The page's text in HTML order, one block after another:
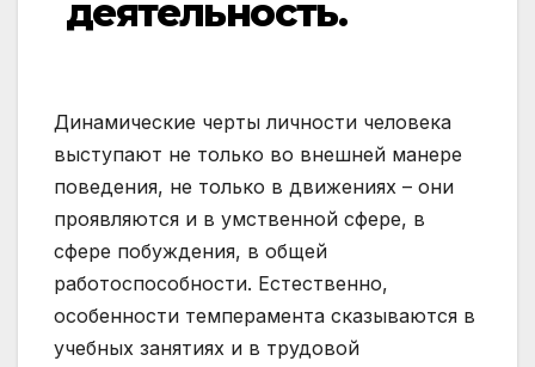
деятельность.
Динамические черты личности человека
выступают не только во внешней манере
поведения, не только в движениях – они
проявляются и в умственной сфере, в
сфере побуждения, в общей
работоспособности. Естественно,
особенности темперамента сказываются в
учебных занятиях и в трудовой